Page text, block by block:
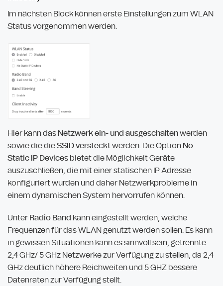
Im nächsten Block können erste Einstellungen zum WLAN
Status vorgenommen werden.
Hier kann dasNetzwerk ein- und ausgeschaltenwerden
sowie die dieSSID verstecktwerden. Die OptionNo
Static IP Devicesbietet die Möglichkeit Geräte
auszuschließen, die mit einer statischen IP Adresse
konfiguriert wurden und daher Netzwerkprobleme in
einem dynamischen System hervorrufen können.
UnterRadio Band kann eingestellt werden, welche
Frequenzen für das WLAN genutzt werden sollen. Es kann
in gewissen Situationen kann es sinnvoll sein, getrennte
2,4 GHz/ 5 GHz Netzwerke zur Verfügung zu stellen, da 2,4
GHz deutlich höhere Reichweiten und 5 GHZ bessere
Datenraten zur Verfügung stellt.